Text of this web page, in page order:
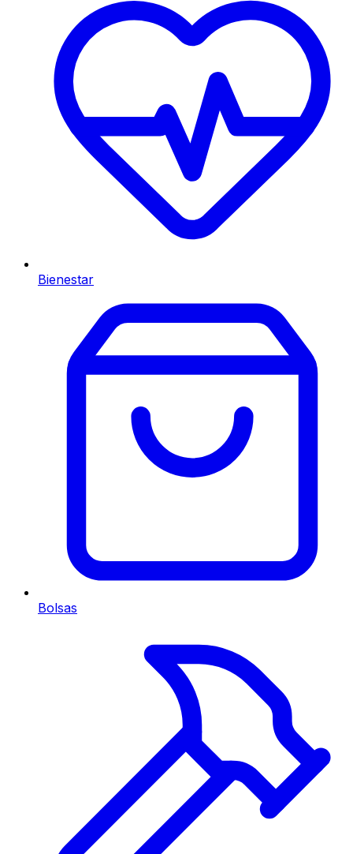
Bienestar
Bolsas